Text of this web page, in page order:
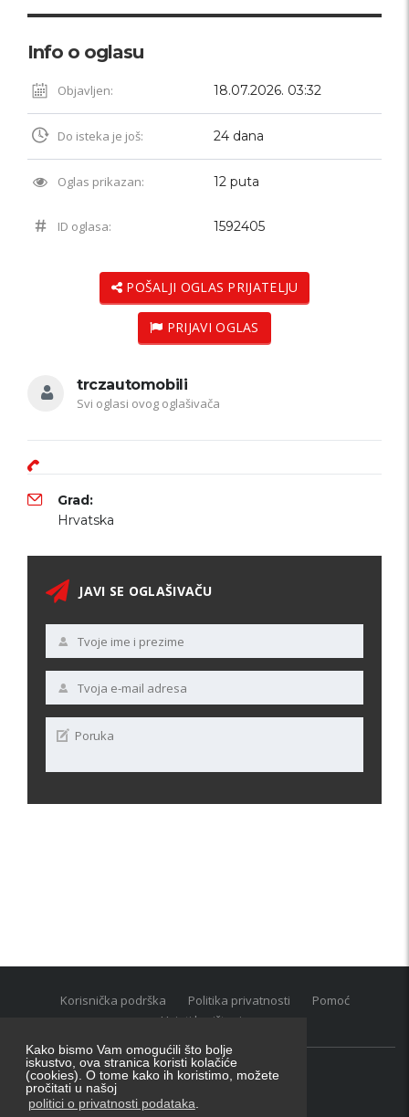
Kako bismo Vam omogućili što bolje
iskustvo, ova stranica koristi kolačiće
(cookies). O tome kako ih koristimo, možete
pročitati u našoj
politici o privatnosti podataka
Info o oglasu
Objavljen: 18.07.2026. 03:32
Do isteka je još: 24 dana
Oglas prikazan: 12 puta
ID oglasa: 1592405
POŠALJI OGLAS PRIJATELJU
PRIJAVI OGLAS
trczautomobili
Svi oglasi ovog oglašivača
Grad:
Hrvatska
JAVI SE OGLAŠIVAČU
Korisnička podrška Politika privatnosti
Pomoć
Uvjeti korištenja
Oglasnik grupacija:posao.hr|oglasnik.hr|auti.hr
Tečaj za konverziju u EUR valutu: 1 euro = 7.53450 kn